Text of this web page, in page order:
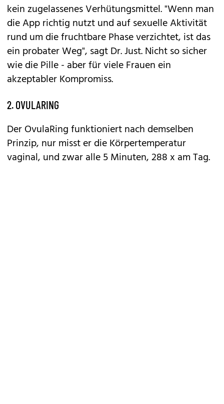
kein zugelassenes Verhütungsmittel. "Wenn man
die App richtig nutzt und auf sexuelle Aktivität
rund um die fruchtbare Phase verzichtet, ist das
ein probater Weg", sagt Dr. Just. Nicht so sicher
wie die Pille - aber für viele Frauen ein
akzeptabler Kompromiss.
2. OVULARING
Der OvulaRing funktioniert nach demselben
Prinzip, nur misst er die Körpertemperatur
vaginal, und zwar alle 5 Minuten, 288 x am Tag.